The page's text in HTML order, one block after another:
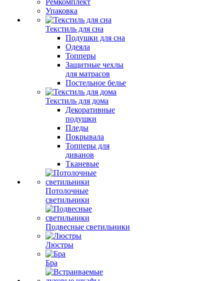
Ремкомплект
Упаковка
Текстиль для сна
Подушки для сна
Одеяла
Топперы
Защитные чехлы
для матрасов
Постельное белье
Текстиль для дома
Декоративные
подушки
Пледы
Покрывала
Топперы для
диванов
Тканевые
Потолочные
светильники
Подвесные светильники
Люстры
Бра